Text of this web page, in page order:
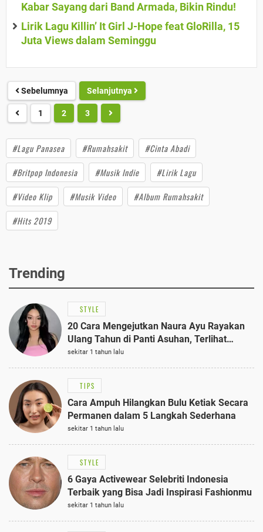
Kabar Sayang dari Band Armada, Bikin Rindu!
Lirik Lagu Killin’ It Girl J-Hope feat GloRilla, 15
Juta Views dalam Seminggu
Sebelumnya Selanjutnya
1 2 3
#Lagu Panasea #Rumahsakit
#Cinta Abadi
#Britpop Indonesia
#Musik Indie
#Lirik Lagu
#Video Klip
#Musik Video
#Album Rumahsakit
#Hits 2019
Trending
STYLE
20 Cara Mengejutkan Naura Ayu Rayakan
Ulang Tahun di Panti Asuhan, Terlihat
Anggun dengan Kaftan Cokelat
sekitar 1 tahun lalu
TIPS
Cara Ampuh Hilangkan Bulu Ketiak Secara
Permanen dalam 5 Langkah Sederhana
sekitar 1 tahun lalu
STYLE
6 Gaya Activewear Selebriti Indonesia
Terbaik yang Bisa Jadi Inspirasi Fashionmu
sekitar 1 tahun lalu